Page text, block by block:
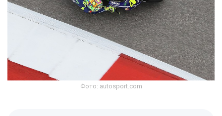
Фото: autosport.com